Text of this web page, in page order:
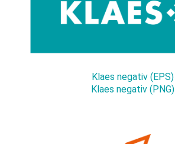
Klaes negativ (EPS)
Klaes negativ (PNG)